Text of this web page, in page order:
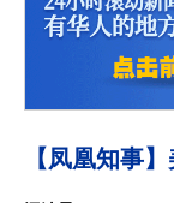
【凤凰知事